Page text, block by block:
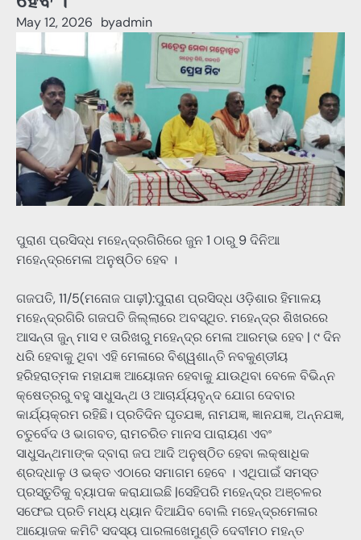
May 12, 2026 byadmin
ପୁରାଣ ପ୍ରସିଦ୍ଧ ମହେନ୍ଦ୍ରଗିରିରେ ଜୁନ 1 ଠାରୁ 9 ଦିନିଆ
ମହେନ୍ଦ୍ରମେଳା ଅନୁଷ୍ଠିତ ହେବ ।
ଗଜପତି, 11/5(ମନୋଜ ପାଢ଼ୀ):ପୁରାଣ ପ୍ରସିଦ୍ଧ ଓଡ଼ିଶାର ହିମାଳୟ
ମହେନ୍ଦ୍ରଗିରି ଗଜପତି ଜିଲ୍ଲାରେ ଅବସ୍ଥିତ. ମହେନ୍ଦ୍ର ଶିଖରରେ
ଆସନ୍ତା ଜୁନ୍ ମାସ ୧ ତାରିଖରୁ ମହେନ୍ଦ୍ର ମେଳା ଆରମ୍ଭ ହେବ | ୯ ଦିନ
ଧରି ହେବାକୁ ଥିବା ଏହି ମେଳାରେ ବିଶ୍ୱଶାନ୍ତି ନବକୁଣ୍ଡୀୟ
ହରିହରାତ୍ମକ ମହାଯଜ୍ଞ ଆୟୋଜନ ହେବାକୁ ଯାଉଥିବା ବେଳେ ବିଭିନ୍ନ
କ୍ଷେତ୍ରରୁ ବହୁ ସାଧୁସନ୍ଥ ଓ ଆଚାର୍ଯ୍ୟବୃନ୍ଦ ଯୋଗ ଦେବାର
କାର୍ଯ୍ୟକ୍ରମ ରହିଛି। ପ୍ରତିଦିନ ଘୃତଯଜ୍ଞ, ନାମଯଜ୍ଞ, ଜ୍ଞାନଯଜ୍ଞ, ଅନ୍ନଯଜ୍ଞ,
ଚତୁର୍ବେଦ ଓ ଭାଗବତ, ରାମଚରିତ ମାନସ ପାରାୟଣ ଏବଂ
ସାଧୁସନ୍ଥମାଙ୍କ ଦ୍ବାରା ଜପ ଆଦି ଅନୁଷ୍ଠିତ ହେବା ଲକ୍ଷାଧିକ
ଶ୍ରଦ୍ଧାଳୁ ଓ ଭକ୍ତ ଏଠାରେ ସମାଗମ ହେବେ । ଏଥିପାଇଁ ସମସ୍ତ
ପ୍ରସ୍ତୁତିକୁ ବ୍ୟାପକ କରାଯାଇଛି |ସେହିପରି ମହେନ୍ଦ୍ର ଅଞ୍ଚଳର
ସଫେଇ ପ୍ରତି ମଧ୍ୟ ଧ୍ୟାନ ଦିଆଯିବ ବୋଲି ମହେନ୍ଦ୍ରମେଳାର
ଆୟୋଜକ କମିଟି ସଦସ୍ୟ ପାରଳାଖେମୁଣ୍ଡି ଦେବୀମଠ ମହନ୍ତ